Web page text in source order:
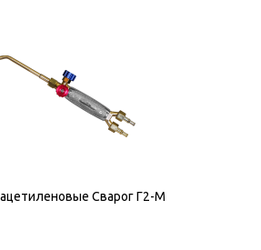
Сварог Г2-М